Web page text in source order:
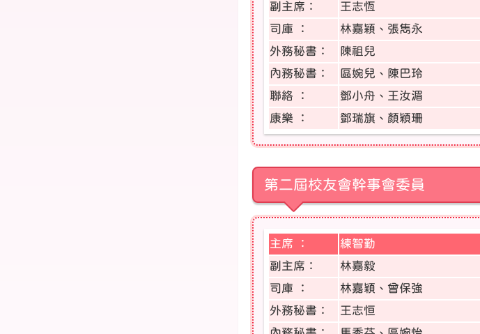
副主席：
王志恆
司庫 ：
林嘉穎、張雋永
外務秘書：
陳祖兒
內務秘書：
區婉兒、陳巴玲
聯絡 ：
鄧小舟、王汝湄
康樂 ：
鄧瑞旗、顏穎珊
第二屆校友會幹事會委員
主席 ：
練智勤
副主席：
林嘉毅
司庫 ：
林嘉穎、曾保強
外務秘書：
王志恒